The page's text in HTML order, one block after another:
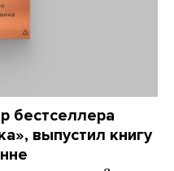
бестселлера
выпустил книгу